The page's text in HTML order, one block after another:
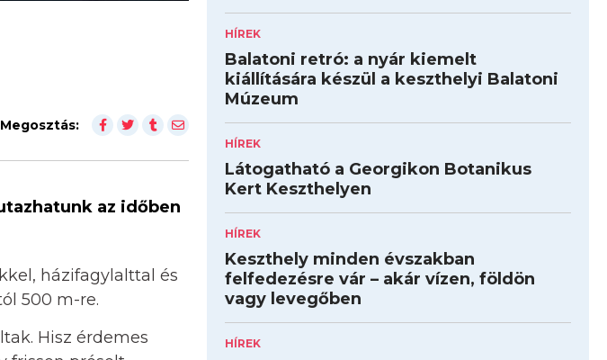
Megosztás:
az időben
házifagylalttal és
500 m-re.
Hisz érdemes
HÍREK
Balatoni retró: a nyár kiemelt
kiállítására készül a keszthelyi Balatoni
Múzeum
HÍREK
Látogatható a Georgikon Botanikus
Kert Keszthelyen
HÍREK
Keszthely minden évszakban
felfedezésre vár – akár vízen, földön
vagy levegőben
HÍREK